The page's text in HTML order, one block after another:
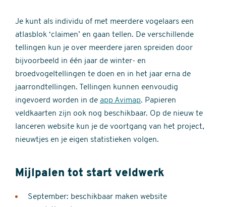
Je kunt als individu of met meerdere vogelaars een
atlasblok ‘claimen’ en gaan tellen. De verschillende
tellingen kun je over meerdere jaren spreiden door
bijvoorbeeld in één jaar de winter- en
broedvogeltellingen te doen en in het jaar erna de
jaarrondtellingen. Tellingen kunnen eenvoudig
ingevoerd worden in de app Avimap. Papieren
veldkaarten zijn ook nog beschikbaar. Op de nieuw te
lanceren website kun je de voortgang van het project,
nieuwtjes en je eigen statistieken volgen.
Mijlpalen tot start veldwerk
September: beschikbaar maken website